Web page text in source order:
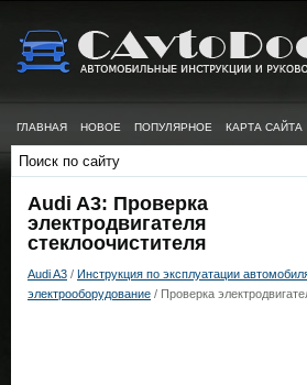
ГЛАВНАЯ НОВОЕ ПОПУЛЯРНОЕ КАРТА САЙТА
Audi A3: Проверка
электродвигателя
стеклоочистителя
Audi A3 / Инструкция по эксплуатации
электрооборудование / Проверка